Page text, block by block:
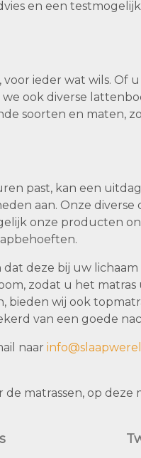
en een
ieder wat wils. Of
ook diverse
soorten en maten,
past, kan een
aan. Onze diverse
onze producten
deze bij uw
zodat u het
bieden wij ook
van een goede
naar
matrassen, op